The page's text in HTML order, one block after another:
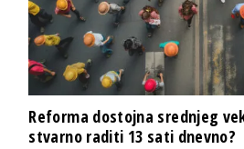
Reforma dostojna srednjeg
stvarno raditi 13 sati dnevno?